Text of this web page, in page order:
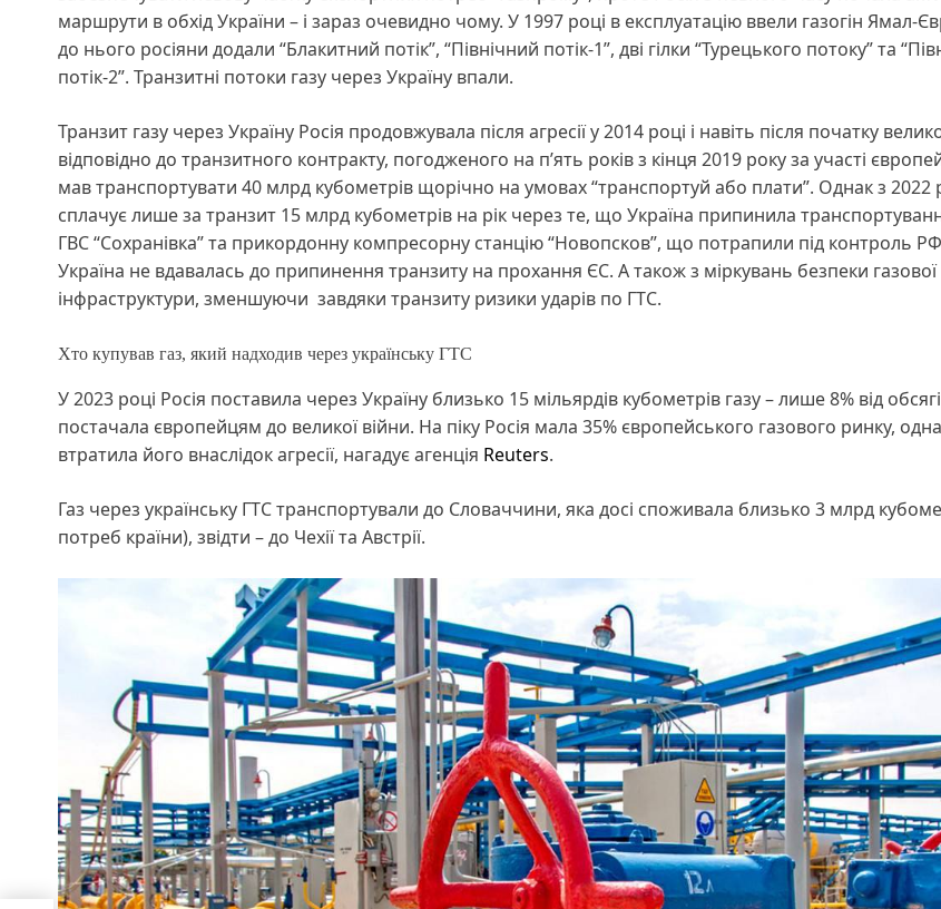
маршрути в обхід України – і зараз очевидно чому. У 1997 році в експлуатацію ввели газогін Ямал-
до нього росіяни додали “Блакитний потік”, “Північний потік-1”, дві гілки “Турецького потоку” та
потік-2”. Транзитні потоки газу через Україну впали.
Транзит газу через Україну Росія продовжувала після агресії у 2014 році і навіть після початку
відповідно до транзитного контракту, погодженого на п’ять років з кінця 2019 року за участі
мав транспортувати 40 млрд кубометрів щорічно на умовах “транспортуй або плати”. Однак з 2022
сплачує лише за транзит 15 млрд кубометрів на рік через те, що Україна припинила
ГВС “Сохранівка” та прикордонну компресорну станцію “Новопсков”, що потрапили під контроль
Україна не вдавалась до припинення транзиту на прохання ЄС. А також з міркувань безпеки газової
інфраструктури, зменшуючи завдяки транзиту ризики ударів по ГТС.
Хто купував газ, який надходив через українську ГТС
У 2023 році Росія поставила через Україну близько 15 мільярдів кубометрів газу – лише 8% від
постачала європейцям до великої війни. На піку Росія мала 35% європейського газового ринку,
втратила його внаслідок агресії, нагадує агенція Reuters.
Газ через українську ГТС транспортували до Словаччини, яка досі споживала близько 3 млрд
потреб країни), звідти – до Чехії та Австрії.